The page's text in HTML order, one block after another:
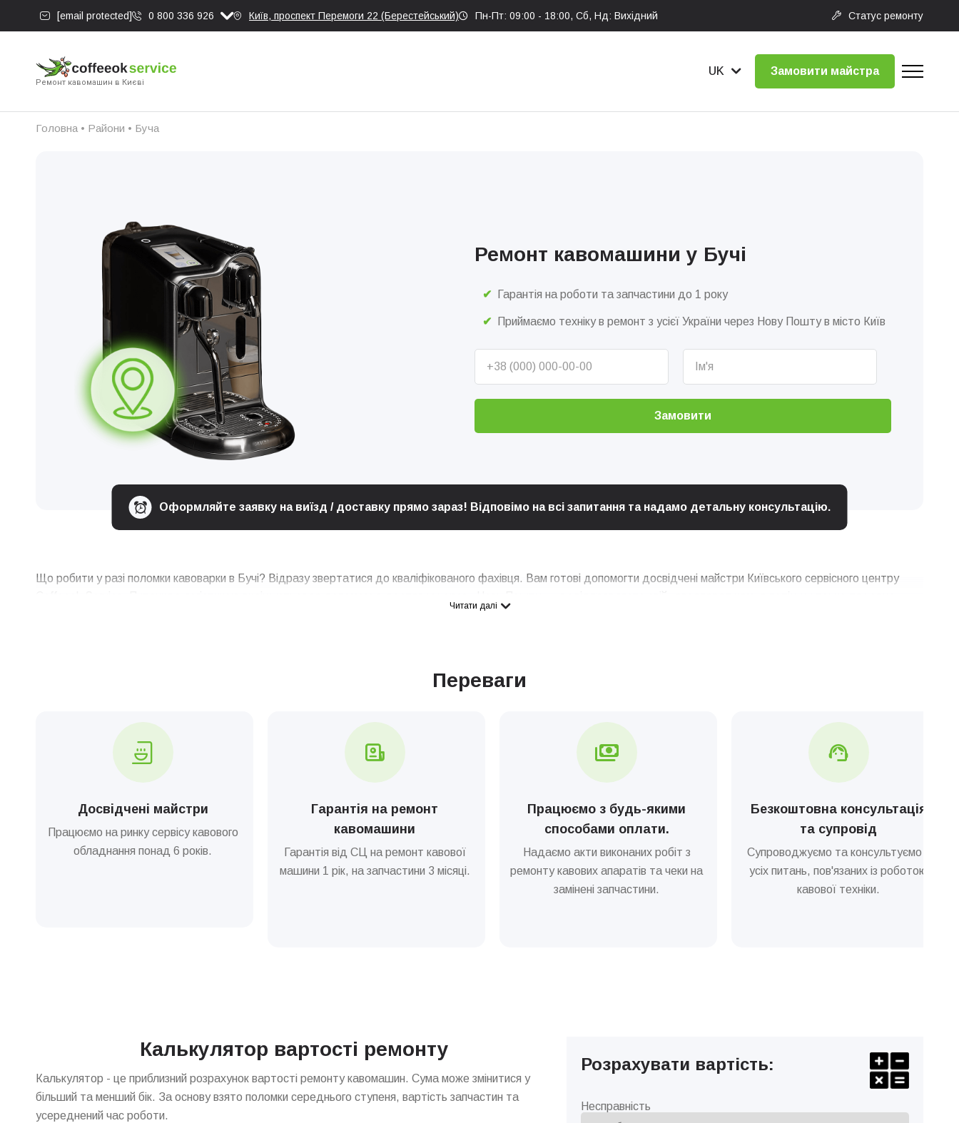
[email protected] 0 800 336 926 Київ, проспект Перемоги 22 (Берестейський) Пн-Пт: 09:00 - 18:00, Сб, Нд: Вихідний Статус ремонту
Ремонт кавомашин в Києві
UK Замовити майстра
Головна • Райони • Буча
Ремонт кавомашини у Бучі
Гарантія на роботи та запчастини до 1 року
Приймаємо техніку в ремонт з усієї України через Нову Пошту в місто Київ
Замовити
Оформляйте заявку на виїзд / доставку прямо зараз! Відповімо на всі запитання та надамо детальну консультацію.
Що робити у разі поломки кавоварки в Бучі? Відразу звертатися до кваліфікованого фахівця. Вам готові допомогти досвідчені майстри Київського сервісного центру
повернемо вам вже відремонтовану техніку. Це дозволяє виконати ремонт кавомашин у Київській області у Бучі з гарантіями якості та недорого. Як проходить ремонт
Читати далі
Переваги
Досвідчені майстри
Працюємо на ринку сервісу кавового
обладнання понад 6 років.
Гарантія на ремонт
кавомашини
Гарантія від СЦ на ремонт кавової
машини 1 рік, на запчастини 3 місяці.
Працюємо з будь-якими
способами оплати.
Надаємо акти виконаних робіт з
ремонту кавових апаратів та чеки на
замінені запчастини.
Безкоштовна консультація
та супровід
Супроводжуємо та консультуємо з
усіх питань, пов'язаних із роботою
кавової техніки.
Калькулятор вартості ремонту
Калькулятор - це приблизний розрахунок вартості ремонту кавомашин. Сума може змінитися у
більший та менший бік. За основу взято поломки середнього ступеня, вартість запчастин та
усереднений час роботи.
Розрахувати вартість:
Несправність